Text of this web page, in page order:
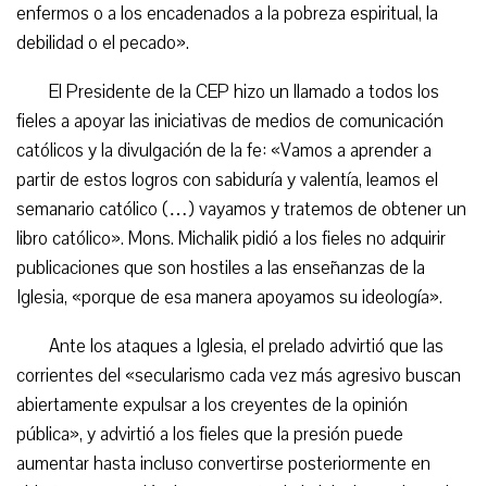
enfermos o a los encadenados a la pobreza espiritual, la
debilidad o el pecado».
El Presidente de la CEP hizo un llamado a todos los
fieles a apoyar las iniciativas de medios de comunicación
católicos y la divulgación de la fe: «Vamos a aprender a
partir de estos logros con sabiduría y valentía, leamos el
semanario católico (…) vayamos y tratemos de obtener un
libro católico». Mons. Michalik pidió a los fieles no adquirir
publicaciones que son hostiles a las enseñanzas de la
Iglesia, «porque de esa manera apoyamos su ideología».
Ante los ataques a Iglesia, el prelado advirtió que las
corrientes del «secularismo cada vez más agresivo buscan
abiertamente expulsar a los creyentes de la opinión
pública», y advirtió a los fieles que la presión puede
aumentar hasta incluso convertirse posteriormente en